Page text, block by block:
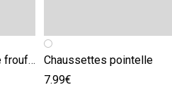
Paire de chaussette unitaire froufrou
Image précédente
Image suivante
Chaussettes pointelle
7.99€